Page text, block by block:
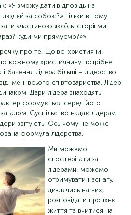
«Я зможу дати відповідь на
людей за собою?» тільки в тому
«частиною якоїсь історії ми
куди ми прямуємо?»».
про те, що всі християни,
кожному християнину потрібне
бачення лідера більші – лідерство
імені всього співтовариства. Лідер
Дари лідера знаходять
формується серед його
загалом. Суспільство надає лідерам
звітують. Ось чому не може
формула лідерства.
Ми можемо
спостерігати за
лідерами, можемо
отримувати наснагу,
дивлячись на них,
розповідати про їхнє
життя та вчитися на